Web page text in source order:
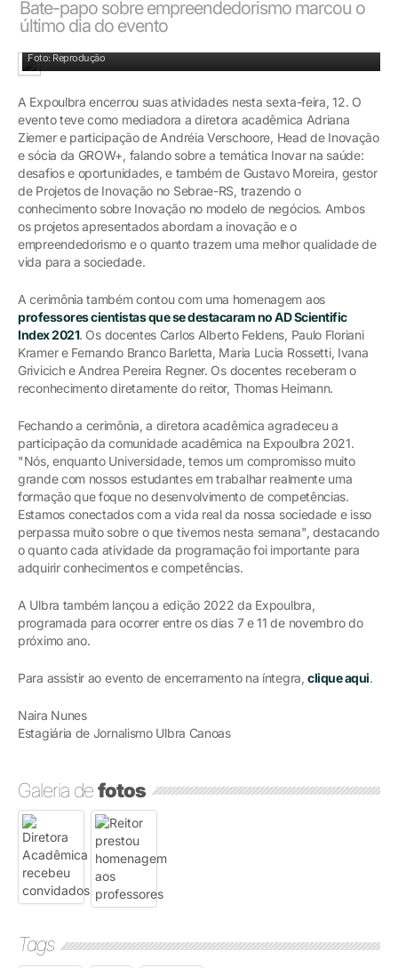
Bate-papo sobre empreendedorismo marcou o
último dia do evento
Foto: Reprodução
A Expoulbra encerrou suas atividades nesta sexta-feira, 12. O
evento teve como mediadora a diretora acadêmica Adriana
Ziemer e participação de Andréia Verschoore, Head de Inovação
e sócia da GROW+, falando sobre a temática Inovar na saúde:
desafios e oportunidades, e também de Gustavo Moreira, gestor
de Projetos de Inovação no Sebrae-RS, trazendo o
conhecimento sobre Inovação no modelo de negócios. Ambos
os projetos apresentados abordam a inovação e o
empreendedorismo e o quanto trazem uma melhor qualidade de
vida para a sociedade.
A cerimônia também contou com uma homenagem aos
professores cientistas que se destacaram no AD Scientific
Index 2021. Os docentes Carlos Alberto Feldens, Paulo Floriani
Kramer e Fernando Branco Barletta, Maria Lucia Rossetti, Ivana
Grivicich e Andrea Pereira Regner. Os docentes receberam o
reconhecimento diretamente do reitor, Thomas Heimann.
Fechando a cerimônia, a diretora acadêmica agradeceu a
participação da comunidade acadêmica na Expoulbra 2021.
"Nós, enquanto Universidade, temos um compromisso muito
grande com nossos estudantes em trabalhar realmente uma
formação que foque no desenvolvimento de competências.
Estamos conectados com a vida real da nossa sociedade e isso
perpassa muito sobre o que tivemos nesta semana", destacando
o quanto cada atividade da programação foi importante para
adquirir conhecimentos e competências.
A Ulbra também lançou a edição 2022 da Expoulbra,
programada para ocorrer entre os dias 7 e 11 de novembro do
próximo ano.
Para assistir ao evento de encerramento na íntegra,clique aqui.
Naira Nunes
Estagiária de Jornalismo Ulbra Canoas
Galeria defotos
Tags